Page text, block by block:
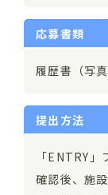
応募書類
履歴書（写
提出方法
「ENTRY
確認後、施